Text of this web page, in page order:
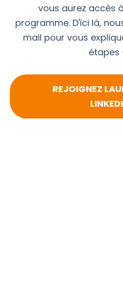
vous aurez accès
programme. D'ici là,
mail pour vous
étapes
REJOIGNEZ